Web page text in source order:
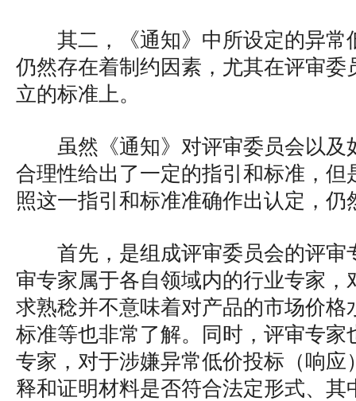
其二，《通知》中所设定的异常
仍然存在着制约因素，尤其在评审委
立的标准上。
虽然《通知》对评审委员会以及
合理性给出了一定的指引和标准，但
照这一指引和标准准确作出认定，仍
首先，是组成评审委员会的评审
审专家属于各自领域内的行业专家，
求熟稔并不意味着对产品的市场价格
标准等也非常了解。同时，评审专家
专家，对于涉嫌异常低价投标（响应
释和证明材料是否符合法定形式、其